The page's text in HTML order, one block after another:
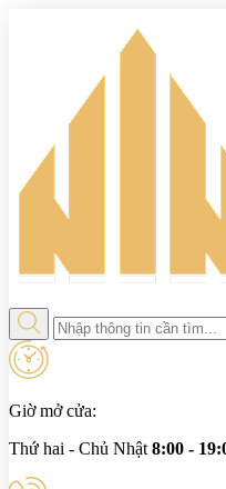
Giờ mở cửa:
Thứ hai - Chủ Nhật 8:00 -